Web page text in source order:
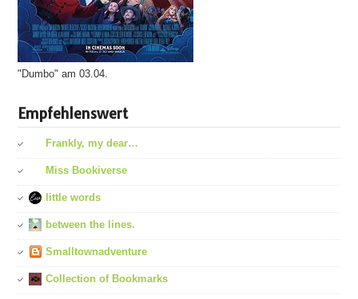
"Dumbo" am 03.04.
Empfehlenswert
Frankly, my dear…
Miss Bookiverse
little words
between the lines.
Smalltownadventure
Collection of Bookmarks